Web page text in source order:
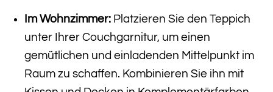
Im Wohnzimmer:Platzieren Sie den Teppich
unter Ihrer Couchgarnitur, um einen
gemütlichen und einladenden Mittelpunkt im
Raum zu schaffen. Kombinieren Sie ihn mit